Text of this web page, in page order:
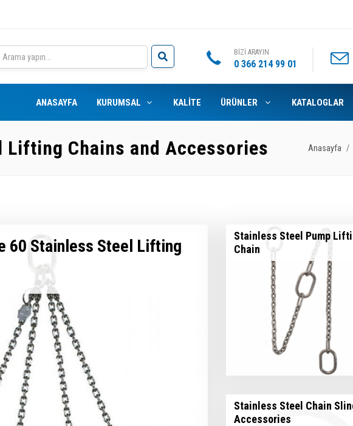
BİZİ ARAYIN
0 366 214 99 01
ANASAYFA KURUMSAL KALİTE ÜRÜNLER KATALOGLAR
Lifting Chains and Accessories Anasayfa
60 Stainless Steel Lifting
Stainless Steel Pump
Chain
Stainless Steel Chain
Accessories